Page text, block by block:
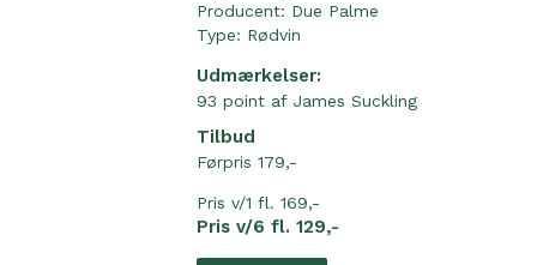
Producent: Due Palme
Type: Rødvin
Udmærkelser:
93 point af James Suckling
Tilbud
Førpris 179,-
Pris v/1 fl. 169,-
Pris v/6 fl. 129,-